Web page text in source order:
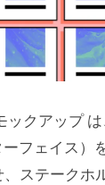
ックアップ
フェイス）
ステークホ